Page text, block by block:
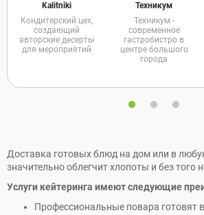
Kalitniki
Кондитерский цех,
создающий
авторские десерты
для мероприятий
Техникум
Техникум -
современное
гастробистро в
центре большого
города
Доставка готовых блюд на дом или в
значительно облегчит хлопоты и без того
Услуги кейтеринга имеют следующие
Профессиональные повара готовят